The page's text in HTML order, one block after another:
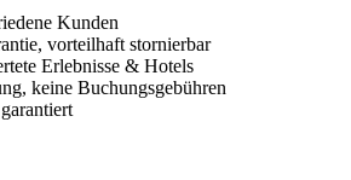
Kunden
vorteilhaft stornierbar
Erlebnisse & Hotels
keine Buchungsgebühren